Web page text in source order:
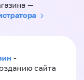
—
-
сайта